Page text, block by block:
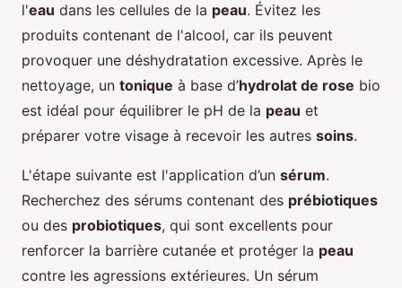
l'eau dans les cellules de la peau. Évitez les
produits contenant de l'alcool, car ils peuvent
provoquer une déshydratation excessive. Après le
nettoyage, un tonique à base d’hydrolat de rose bio
est idéal pour équilibrer le pH de la peau et
préparer votre visage à recevoir les autres soins.
L'étape suivante est l'application d’un sérum.
Recherchez des sérums contenant des prébiotiques
ou des probiotiques, qui sont excellents pour
renforcer la barrière cutanée et protéger la peau
contre les agressions extérieures. Un sérum